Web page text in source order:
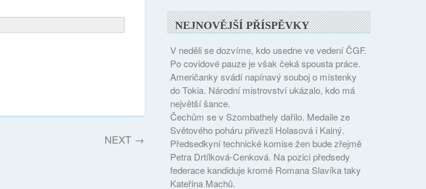
NEXT →
NEJNOVĚJŠÍ PŘÍSPĚVKY
V neděli se dozvíme, kdo usedne ve vedení ČGF.
Po covidové pauze je však čeká spousta práce.
Američanky svádí napínavý souboj o místenky
do Tokia. Národní mistrovství ukázalo, kdo má
největší šance.
Čechům se v Szombathely dařilo. Medaile ze
Světového poháru přivezli Holasová i Kalný.
Předsedkyní technické komise žen bude zřejmě
Petra Drtílková-Cenková. Na pozici předsedy
federace kandiduje kromě Romana Slavíka taky
Kateřina Machů.